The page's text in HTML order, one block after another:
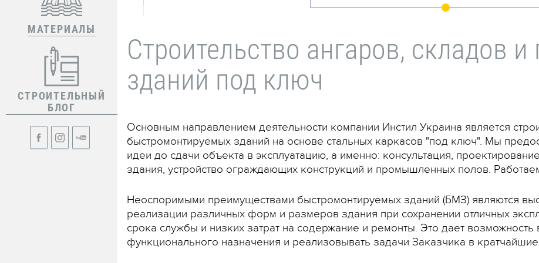
МАТЕРИАЛЫ
СТРОИТЕЛЬНЫЙ
БЛОГ
Строительство ангаров, складов
зданий под ключ
Основным направлением деятельности компании Инстил Украина является
быстромонтируемых зданий на основе стальных каркасов "под ключ". Мы
идеи до сдачи объекта в эксплуатацию, а именно: консультация,
здания, устройство ограждающих конструкций и промышленных полов.
Неоспоримыми преимуществами быстромонтируемых зданий (БМЗ) являются
реализации различных форм и размеров здания при сохранении отличных
срока службы и низких затрат на содержание и ремонты. Это дает возможность
функционального назначения и реализовывать задачи Заказчика в